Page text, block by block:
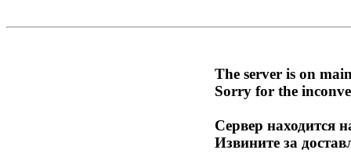
The server is on
Sorry for the
Сервер находится
Извините за